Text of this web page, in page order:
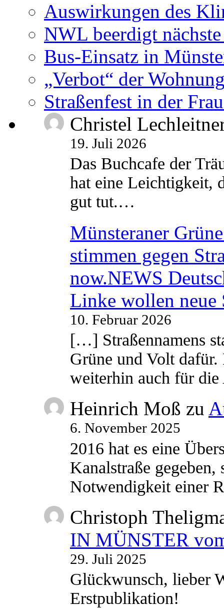
Auswirkungen des
NWL beerdigt
Bus-Einsatz in
„Verbot“ der
Straßenfest in der
Christel
19. Juli 2026
Das Buchcafe der
hat eine Leichtigkeit,
gut tut.…
Münsteraner
stimmen gegen
now.NEWS
Linke wollen neue
10. Februar 2026
[…] Straßennamens
Grüne und Volt
weiterhin auch für
Heinrich Moß zu
6. November 2025
2016 hat es eine
Kanalstraße
Notwendigkeit einer
Christoph
IN MÜNSTER
29. Juli 2025
Glückwunsch, lieber
Erstpublikation!